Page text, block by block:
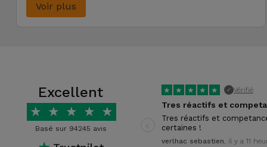
Voir plus
Excellent
★ ★ ★ ★ ★
Basé sur 94245 avis
★ ★ ★ ★ ★ ✓ Vérifié
Tres réactifs et
certaines !
verlhac sebastien, il y a 11